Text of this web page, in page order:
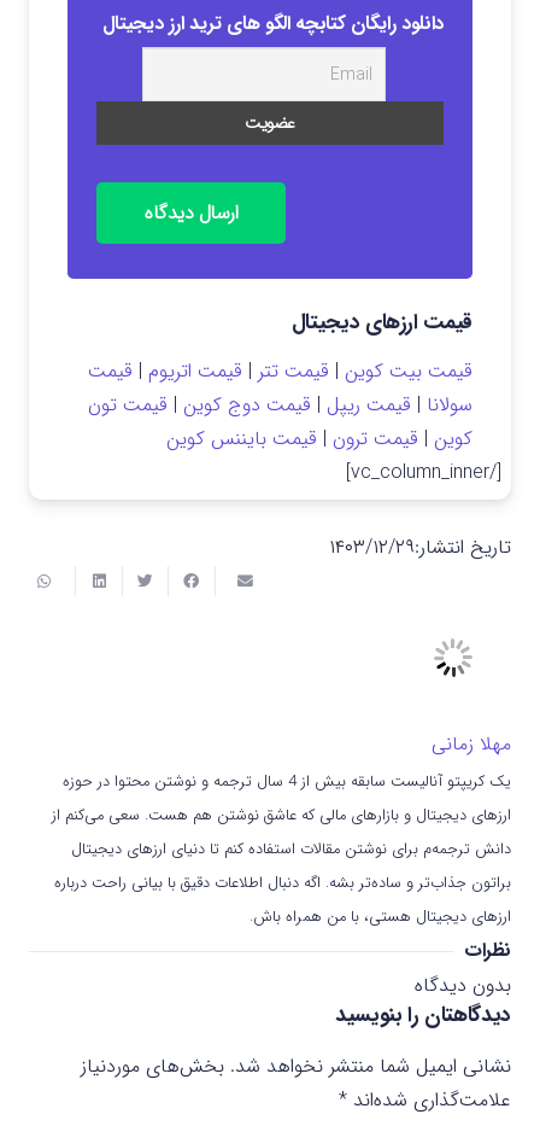
دانلود رایگان کتابچه الگو های ترید ارز دیجیتال
ارسال دیدگاه
قیمت ارزهای دیجیتال
قیمت بیت کوین | قیمت تتر | قیمت اتریوم | قیمت
سولانا | قیمت ریپل | قیمت دوج کوین | قیمت تون
کوین | قیمت ترون | قیمت بایننس کوین
[/vc_column_inner]
تاریخ انتشار:۱۴۰۳/۱۲/۲۹
مهلا زمانی
یک کریپتو آنالیست سابقه بیش از 4 سال ترجمه و نوشتن محتوا در حوزه
ارزهای دیجیتال و بازارهای مالی که عاشق نوشتن هم هست. سعی می‌کنم از
دانش ترجمه‌م برای نوشتن مقالات استفاده کنم تا دنیای ارزهای دیجیتال
براتون جذاب‌تر و ساده‌تر بشه. اگه دنبال اطلاعات دقیق با بیانی راحت درباره
ارزهای دیجیتال هستی، با من همراه باش.
نظرات
بدون دیدگاه
دیدگاهتان را بنویسید
نشانی ایمیل شما منتشر نخواهد شد. بخش‌های موردنیاز
علامت‌گذاری شده‌اند *